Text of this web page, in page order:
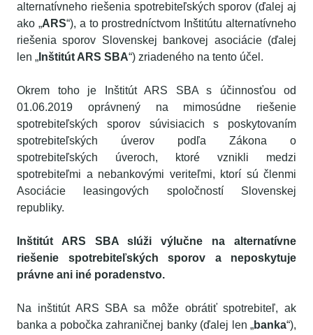
alternatívneho riešenia spotrebiteľských sporov (ďalej aj
ako „ARS“), a to prostredníctvom Inštitútu alternatívneho
riešenia sporov Slovenskej bankovej asociácie (ďalej
len „ Inštitút ARS SBA“) zriadeného na tento účel.
Okrem toho je Inštitút ARS SBA s účinnosťou od
01.06.2019 oprávnený na mimosúdne riešenie
spotrebiteľských sporov súvisiacich s poskytovaním
spotrebiteľských úverov podľa Zákona o
spotrebiteľských úveroch, ktoré vznikli medzi
spotrebiteľmi a nebankovými veriteľmi, ktorí sú členmi
Asociácie leasingových spoločností Slovenskej
republiky.
Inštitút ARS SBA slúži výlučne na alternatívne
riešenie spotrebiteľských sporov a neposkytuje
právne ani iné poradenstvo.
Na inštitút ARS SBA sa môže obrátiť spotrebiteľ, ak
banka a pobočka zahraničnej banky (ďalej len „banka“),